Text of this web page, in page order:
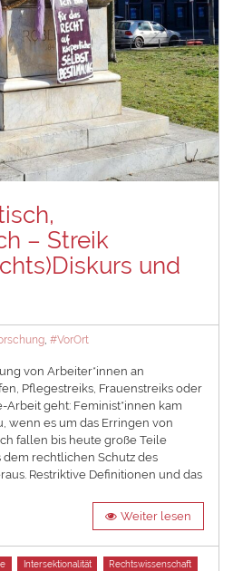
– Streik
und
,#VorOrt
von Arbeiter*innen an
Pflegestreiks, Frauenstreiks oder
Arbeit geht: Feminist*innen kam
wenn es um das Erringen von
fallen bis heute große Teile
dem rechtlichen Schutz des
Restriktive Definitionen und das
Weiter lesen
Intersektionalität
Rechtswissenschaft